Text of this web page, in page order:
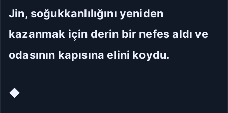
Jin, soğukkanlılığını yeniden
kazanmak için derin bir nefes aldı ve
odasının kapısına elini koydu.
◆